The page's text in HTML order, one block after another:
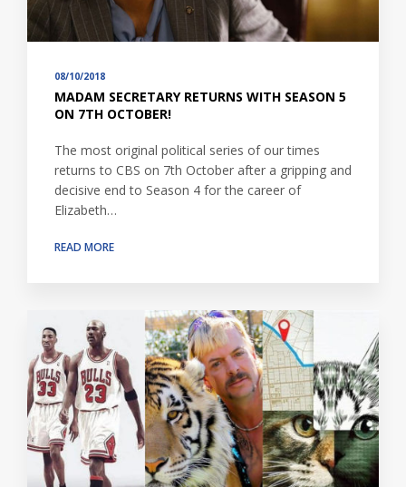
08/10/2018
MADAM SECRETARY RETURNS WITH SEASON 5
ON 7TH OCTOBER!
The most original political series of our times
returns to CBS on 7th October after a gripping and
decisive end to Season 4 for the career of
Elizabeth…
READ MORE